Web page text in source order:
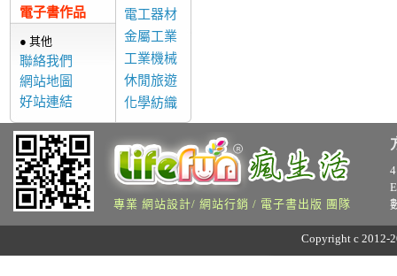
電工器材
金屬工業
工業機械
休閒旅遊
化學紡織
電子書作品
● 其他
聯絡我們
網站地圖
好站連結
專業 網站設計/ 網站行銷 / 電子書出版 團隊
Copyright c 2012-